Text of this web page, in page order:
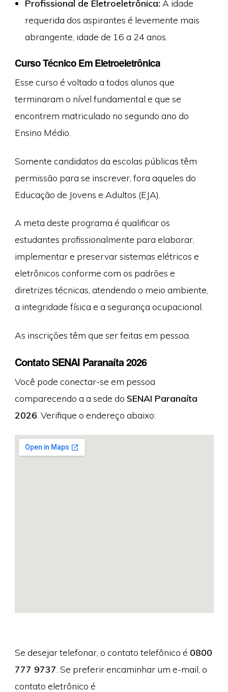
Profissional de Eletroeletrônica: A idade
requerida dos aspirantes é levemente mais
abrangente, idade de 16 a 24 anos.
Curso Técnico Em Eletroeletrônica
Esse curso é voltado a todos alunos que
terminaram o nível fundamental e que se
encontrem matriculado no segundo ano do
Ensino Médio.
Somente candidatos da escolas públicas têm
permissão para se inscrever, fora aqueles do
Educação de Jovens e Adultos (EJA).
A meta deste programa é qualificar os
estudantes profissionalmente para elaborar,
implementar e preservar sistemas elétricos e
eletrônicos conforme com os padrões e
diretrizes técnicas, atendendo o meio ambiente,
a integridade física e a segurança ocupacional.
As inscrições têm que ser feitas em pessoa.
Contato SENAI Paranaíta 2026
Você pode conectar-se em pessoa
comparecendo a a sede do SENAI Paranaíta
2026 . Verifique o endereço abaixo:
Se desejar telefonar, o contato telefônico é 0800
777 9737 . Se preferir encaminhar um e-mail, o
contato eletrônico é